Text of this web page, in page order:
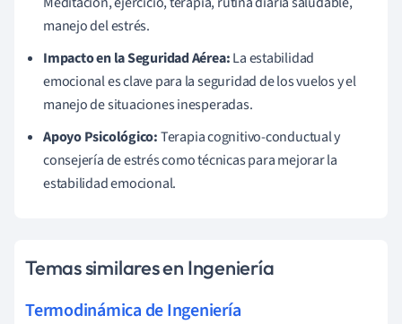
manejo del estrés.
Impacto en la Seguridad Aérea:La estabilidad
emocional es clave para la seguridad de los vuelos y el
manejo de situaciones inesperadas.
Apoyo Psicológico:Terapia cognitivo-conductual y
consejería de estrés como técnicas para mejorar la
estabilidad emocional.
Temas similares en Ingeniería
Termodinámica de Ingeniería